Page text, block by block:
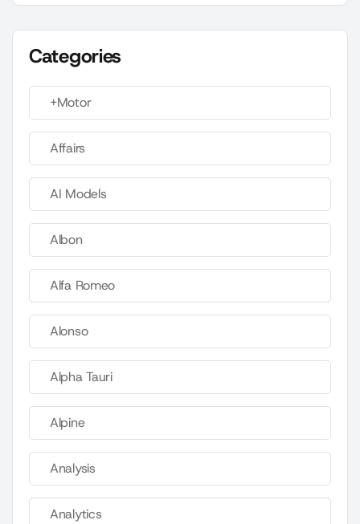
Categories
+Motor
Affairs
AI Models
Albon
Alfa Romeo
Alonso
Alpha Tauri
Alpine
Analysis
Analytics